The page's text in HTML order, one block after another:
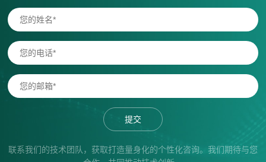
提交
联系我们的技术团队，获取打造量身化的个性化咨询。我们期待与您